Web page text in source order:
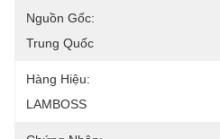
Nguồn Gốc:
Trung Quốc
Hàng Hiệu:
LAMBOSS